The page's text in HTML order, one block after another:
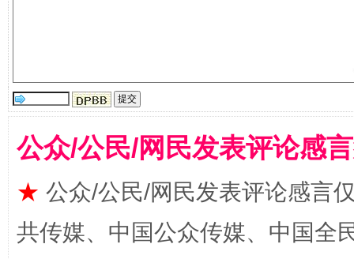
公众/公民/网民发表评论感
★ 公众/公民/网民发表评论感言
共传媒、中国公众传媒、中国全